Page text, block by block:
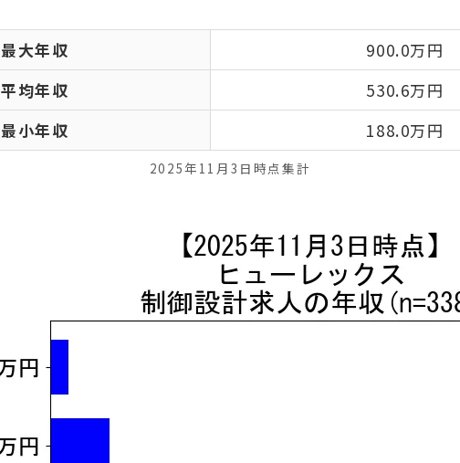
最大年収
900.0万円
平均年収
530.6万円
最小年収
188.0万円
2025年11月3日時点集計